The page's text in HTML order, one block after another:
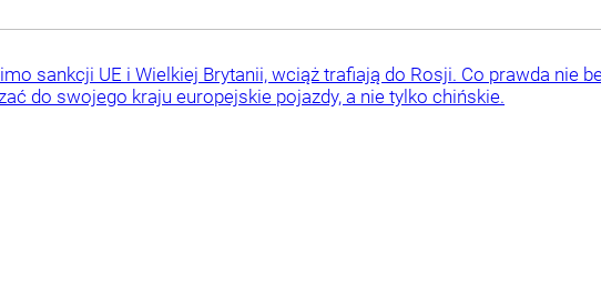
sankcji UE i Wielkiej Brytanii, wciąż trafiają do Rosji. Co prawda nie
do swojego kraju europejskie pojazdy, a nie tylko chińskie.